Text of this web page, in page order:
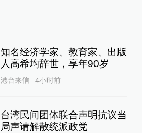
知名经济学家、教育家、出版
人高希均辞世，享年90岁
港台来信 4小时前
台湾民间团体联合声明抗议当
局声请解散统派政党